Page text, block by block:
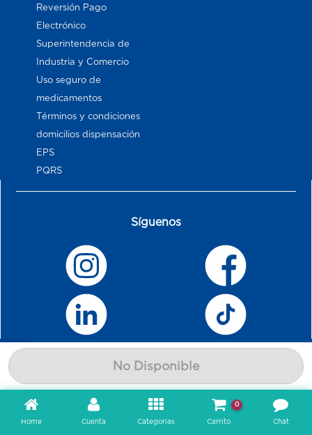
No Disponible
Reversión Pago
Electrónico
Superintendencia de
Industria y Comercio
Uso seguro de
medicamentos
Términos y condiciones
domicilios dispensación
EPS
PQRS
Síguenos
Home Cuenta Categorias
0
Carrito Chat